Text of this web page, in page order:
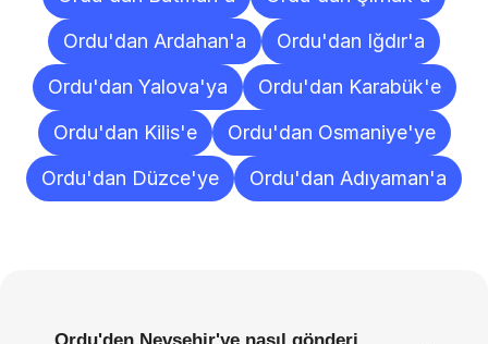
Ordu'dan Ardahan'a
Ordu'dan Iğdır'a
Ordu'dan Yalova'ya
Ordu'dan Karabük'e
Ordu'dan Kilis'e
Ordu'dan Osmaniye'ye
Ordu'dan Düzce'ye
Ordu'dan Adıyaman'a